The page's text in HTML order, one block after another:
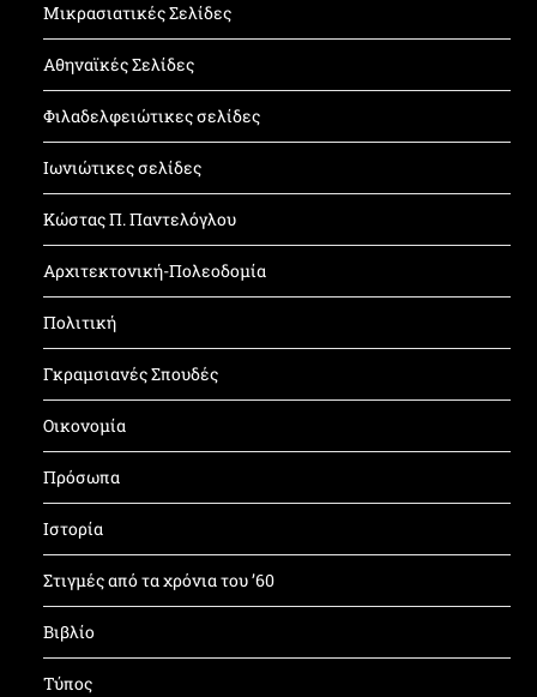
Μικρασιατικές Σελίδες
Αθηναϊκές Σελίδες
Φιλαδελφειώτικες σελίδες
Ιωνιώτικες σελίδες
Κώστας Π. Παντελόγλου
Αρχιτεκτονική-Πολεοδομία
Πολιτική
Γκραμσιανές Σπουδές
Οικονομία
Πρόσωπα
Ιστορία
Στιγμές από τα χρόνια του ’60
Βιβλίο
Τύπος